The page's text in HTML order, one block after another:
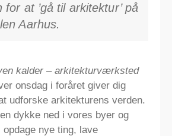
for at ’gå til arkitektur’ på
Aarhus.
kalder – arkitekturværksted
onsdag i foråret giver dig
udforske arkitekturens verden.
dykke ned i vores byer og
nye ting, lave